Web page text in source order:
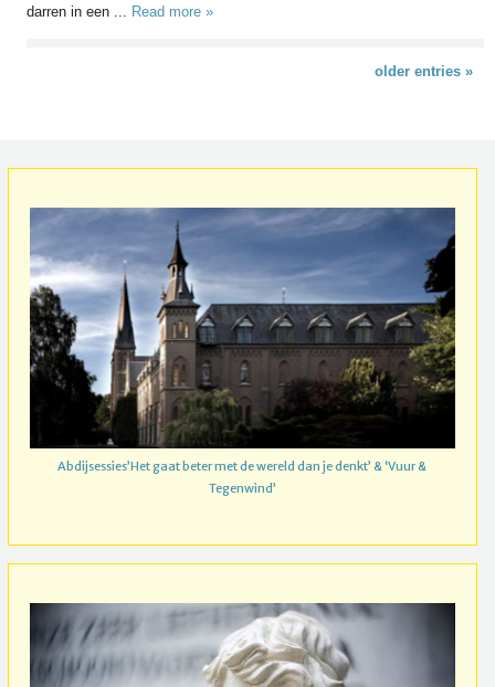
darren in een ... Read more »
older entries »
Abdijsessies’Het gaat beter met de wereld dan je denkt’ & ‘Vuur &
Tegenwind’